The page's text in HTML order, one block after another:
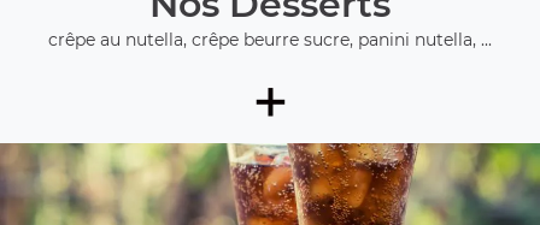
crêpe au nutella, crêpe beurre sucre, panini nutella, ...
+